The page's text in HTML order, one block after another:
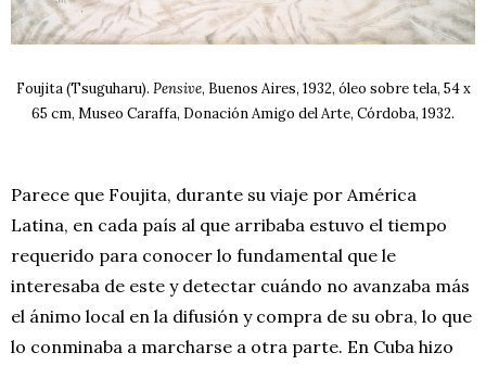
Foujita (Tsuguharu). Pensive, Buenos Aires, 1932, óleo sobre tela, 54 x
65 cm, Museo Caraffa, Donación Amigo del Arte, Córdoba, 1932.
Parece que Foujita, durante su viaje por América
Latina, en cada país al que arribaba estuvo el tiempo
requerido para conocer lo fundamental que le
interesaba de este y detectar cuándo no avanzaba más
el ánimo local en la difusión y compra de su obra, lo que
lo conminaba a marcharse a otra parte. En Cuba hizo